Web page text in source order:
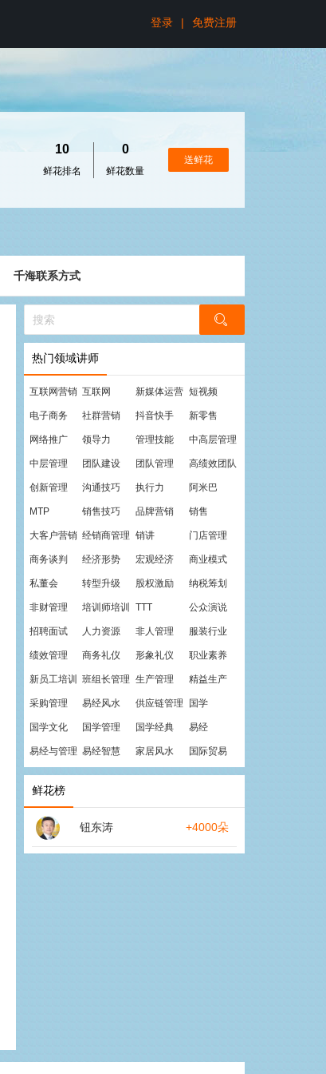
登录 | 免费注册
10
鲜花排名
0
鲜花数量
送鲜花
千海联系方式
热门领域讲师
互联网营销 互联网 新媒体运营 短视频
电子商务 社群营销 抖音快手 新零售
网络推广 领导力 管理技能 中高层管理
中层管理 团队建设 团队管理 高绩效团队
创新管理 沟通技巧 执行力 阿米巴
MTP 销售技巧 品牌营销 销售
大客户营销 经销商管理 销讲 门店管理
商务谈判 经济形势 宏观经济 商业模式
私董会 转型升级 股权激励 纳税筹划
非财管理 培训师培训 TTT 公众演说
招聘面试 人力资源 非人管理 服装行业
绩效管理 商务礼仪 形象礼仪 职业素养
新员工培训 班组长管理 生产管理 精益生产
采购管理 易经风水 供应链管理 国学
国学文化 国学管理 国学经典 易经
易经与管理 易经智慧 家居风水 国际贸易
鲜花榜
钮东涛 +4000朵